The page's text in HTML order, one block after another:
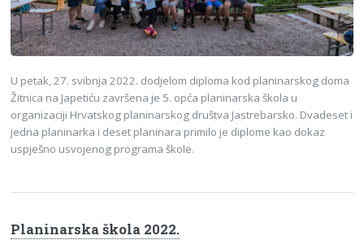
U petak, 27. svibnja 2022. dodjelom diploma kod planinarskog doma
Žitnica na Japetiću završena je 5. opća planinarska škola u
organizaciji Hrvatskog planinarskog društva Jastrebarsko. Dvadeset i
jedna planinarka i deset planinara primilo je diplome kao dokaz
uspješno usvojenog programa škole.
Planinarska škola 2022.